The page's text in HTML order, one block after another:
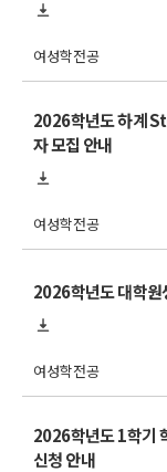
여성학전공
2026학년도 하계
자 모집 안내
여성학전공
2026학년도 대학원
여성학전공
2026학년도 1학기
신청 안내